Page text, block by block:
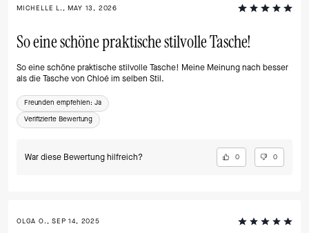
MICHELLE L., MAY 13, 2026
So eine schöne praktische stilvolle Tasche!
So eine schöne praktische stilvolle Tasche! Meine Meinung nach besser
als die Tasche von Chloé im selben Stil.
Freunden empfehlen: Ja
Verifizierte Bewertung
War diese Bewertung hilfreich? 0 0
OLGA O., SEP 14, 2025